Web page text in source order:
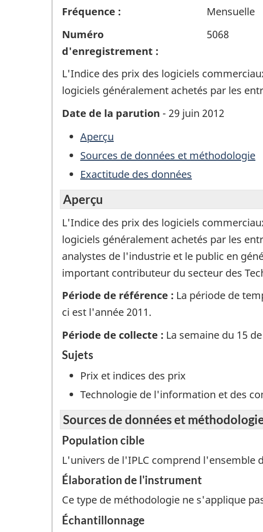
Fréquence :
Mensuelle
Numéro
d'enregistrement :
5068
L'Indice des prix des logiciels
logiciels généralement achetés par les
Date de la parution - 29 juin 2012
Aperçu
Sources de données et méthodologie
Exactitude des données
Aperçu
L'Indice des prix des logiciels
logiciels généralement achetés par les
analystes de l'industrie et le public en
important contributeur du secteur des
Période de référence : La période de
ci est l'année 2011.
Période de collecte : La semaine du 15
Sujets
Prix et indices des prix
Technologie de l'information et des
Sources de données et
Population cible
L'univers de l'IPLC comprend l'ensemble
Élaboration de l'instrument
Ce type de méthodologie ne s'applique
Échantillonnage